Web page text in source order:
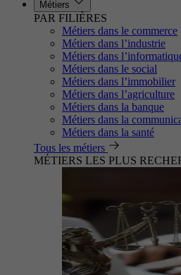
Métiers
PAR FILIÈRES
Métiers dans le commerce
Métiers dans l’industrie
Métiers dans
Métiers dans le social
Métiers dans l’immobilier
Métiers dans l’agriculture
Métiers dans la banque
Métiers dans la
Métiers dans la santé
Tous les métiers
MÉTIERS LES PLUS